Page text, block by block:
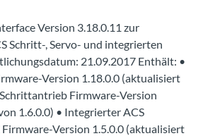
Version 3.18.0.11 zur
Schritt-, Servo- und integrierten
21.09.2017 Enthält: •
Version 1.18.0.0 (aktualisiert
Firmware-Version
1.6.0.0) • Integrierter ACS
Version 1.5.0.0 (aktualisiert